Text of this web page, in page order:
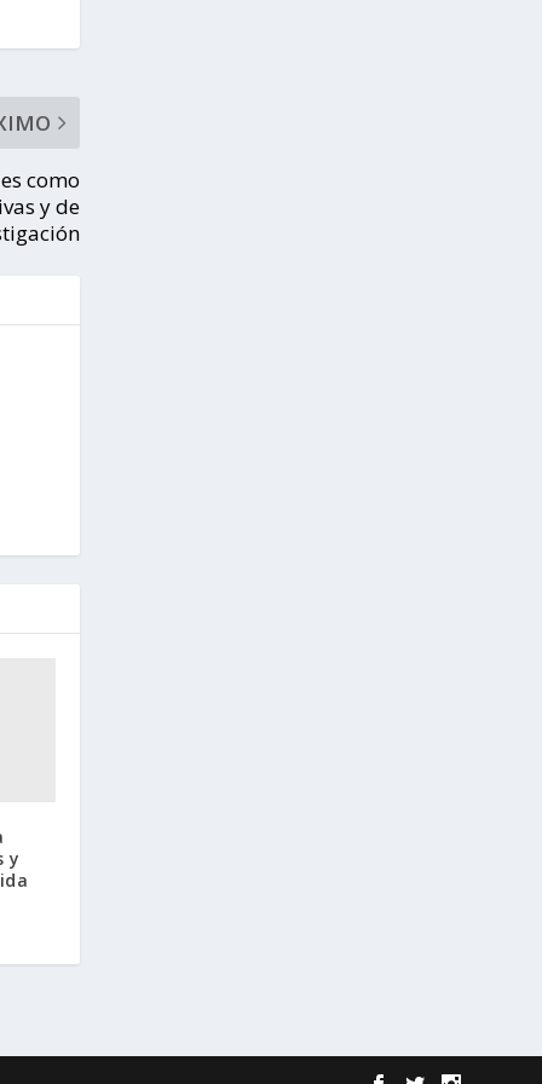
como
y de
y